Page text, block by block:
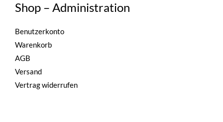
Shop – Administration
Benutzerkonto
Warenkorb
AGB
Versand
Vertrag widerrufen